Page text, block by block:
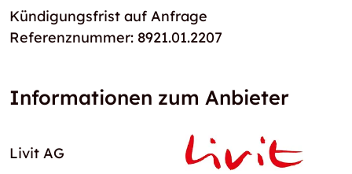
Kündigungsfrist auf Anfrage
Referenznummer: 8921.01.2207
Informationen zum Anbieter
Livit AG